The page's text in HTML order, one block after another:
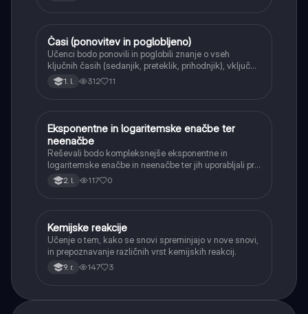
Angleščina
Časi (ponovitev in poglobljeno)
Učenci bodo ponovili in poglobili znanje o vseh
ključnih časih (sedanjik, preteklik, prihodnjik), vključno
s Perfect tenses (Present Perfect Continuous, Past
Perfect, Future Perfect) in njihovo uporabo.
1. l. 312 11
Matematika
Eksponentne in logaritemske enačbe ter
neenačbe
Reševali bodo kompleksnejše eksponentne in
logaritemske enačbe in neenačbe ter jih uporabljali pri
reševanju praktičnih problemov.
2. l. 117 0
Naravoslovje
Kemijske reakcije
Učenje o tem, kako se snovi spreminjajo v nove snovi,
in prepoznavanje različnih vrst kemijskih reakcij.
9. r. 147 3